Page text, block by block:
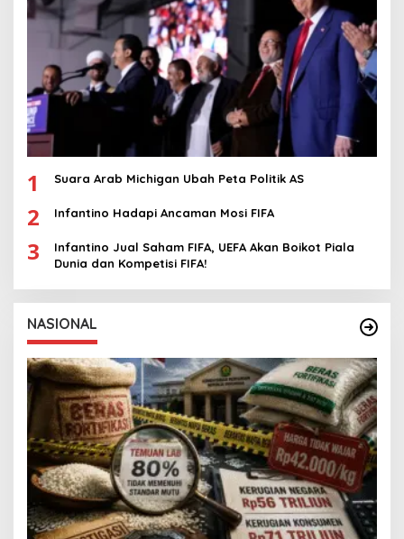
1 Suara Arab Michigan Ubah Peta Politik AS
2 Infantino Hadapi Ancaman Mosi FIFA
3
Infantino Jual Saham FIFA, UEFA Akan Boikot Piala
Dunia dan Kompetisi FIFA!
NASIONAL